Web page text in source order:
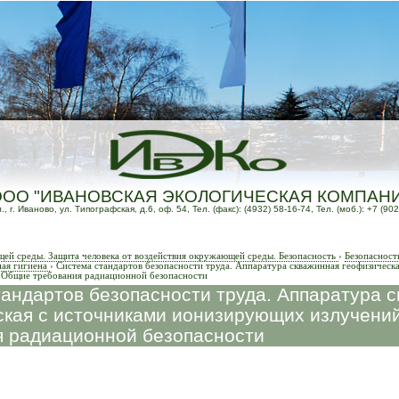
"ИВАНОВСКАЯ ЭКОЛОГИЧЕСКАЯ
г. Иваново, ул. Типографская, д.6, оф. 54, Тел. (факс): (4932) 58-16-74, Тел. (моб.): +7
среды. Защита человека от воздействия окружающей среды. Безопасность ›
гигиена › Система стандартов безопасности труда. Аппаратура скважинная
требования радиационной безопасности
безопасности труда. Аппаратура
с источниками ионизирующих
радиационной безопасности